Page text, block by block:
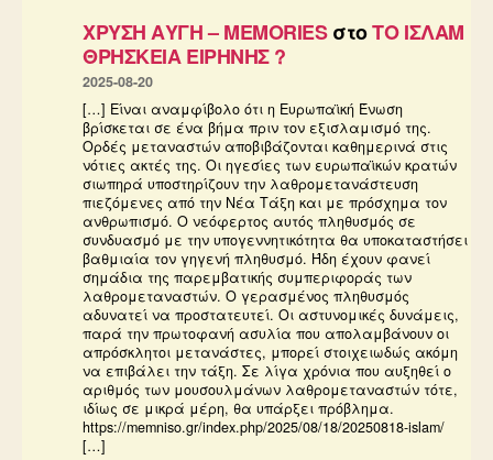
ΧΡΥΣΗ ΑΥΓΗ – MEMORIESστοΤΟ ΙΣΛΑΜ
ΘΡΗΣΚΕΙΑ ΕΙΡΗΝΗΣ ?
2025-08-20
[…] Είναι αναμφίβολο ότι η Ευρωπαϊκή Ένωση
βρίσκεται σε ένα βήμα πριν τον εξισλαμισμό της.
Ορδές μεταναστών αποβιβάζονται καθημερινά στις
νότιες ακτές της. Οι ηγεσίες των ευρωπαϊκών κρατών
σιωπηρά υποστηρίζουν την λαθρομετανάστευση
πιεζόμενες από την Νέα Τάξη και με πρόσχημα τον
ανθρωπισμό. Ο νεόφερτος αυτός πληθυσμός σε
συνδυασμό με την υπογεννητικότητα θα υποκαταστήσει
βαθμιαία τον γηγενή πληθυσμό. Ήδη έχουν φανεί
σημάδια της παρεμβατικής συμπεριφοράς των
λαθρομεταναστών. Ο γερασμένος πληθυσμός
αδυνατεί να προστατευτεί. Οι αστυνομικές δυνάμεις,
παρά την πρωτοφανή ασυλία που απολαμβάνουν οι
απρόσκλητοι μετανάστες, μπορεί στοιχειωδώς ακόμη
να επιβάλει την τάξη. Σε λίγα χρόνια που αυξηθεί ο
αριθμός των μουσουλμάνων λαθρομεταναστών τότε,
ιδίως σε μικρά μέρη, θα υπάρξει πρόβλημα.
https://memniso.gr/index.php/2025/08/18/20250818-islam/
[…]